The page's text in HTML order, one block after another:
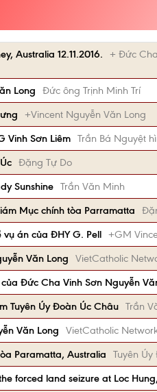
Australia 12.11.2016.
+ Đức
Long
Đức ông Trịnh Minh Trí
+Vincent Nguyễn Văn Long
Vinh Sơn Liêm Trần Bá Nguyệt
Đặng Tự Do
Sunshine Trần Văn Minh
Mục chính tòa Parramatta
án của ĐHY G. Pell +GM
Văn Long
VietCatholic
Đức Cha Vinh Sơn Nguyễn
Tuyên Úy Đoàn Úc Châu Trần
Văn Long
VietCatholic
Paramatta, Australia
Tuyên
forced land seizure at Loc